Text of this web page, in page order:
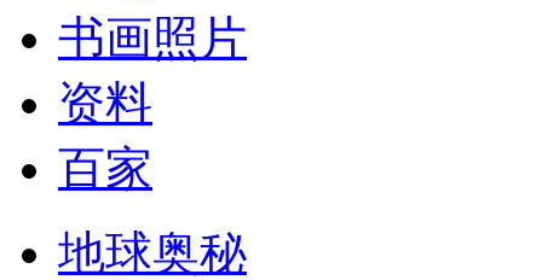
书画照片
资料
百家
地球奥秘